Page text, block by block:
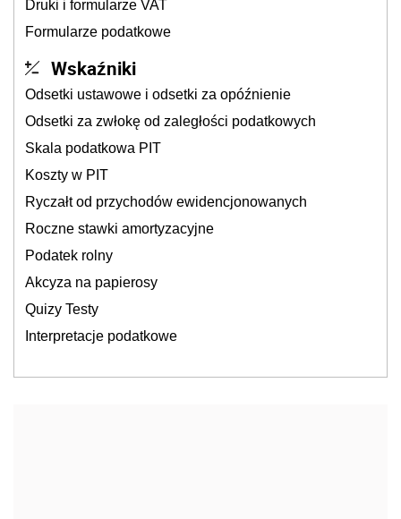
Druki i formularze VAT
Formularze podatkowe
Wskaźniki
Odsetki ustawowe i odsetki za opóźnienie
Odsetki za zwłokę od zaległości podatkowych
Skala podatkowa PIT
Koszty w PIT
Ryczałt od przychodów ewidencjonowanych
Roczne stawki amortyzacyjne
Podatek rolny
Akcyza na papierosy
Quizy Testy
Interpretacje podatkowe